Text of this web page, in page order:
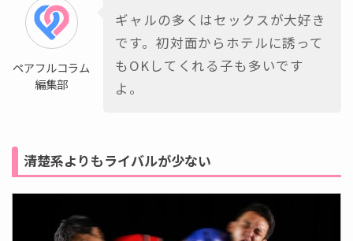
ペアフルコラム
編集部
ギャルの多くはセックスが大好き
です。初対面からホテルに誘って
もOKしてくれる子も多いです
よ。
清楚系よりもライバルが少ない